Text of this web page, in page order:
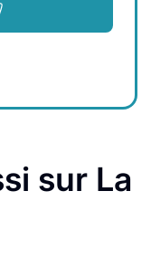
sur La